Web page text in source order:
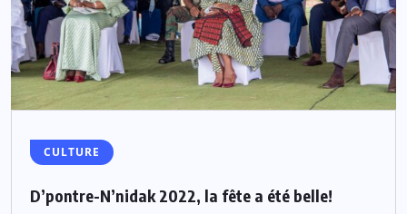
CULTURE
D’pontre-N’nidak 2022, la fête a été belle!